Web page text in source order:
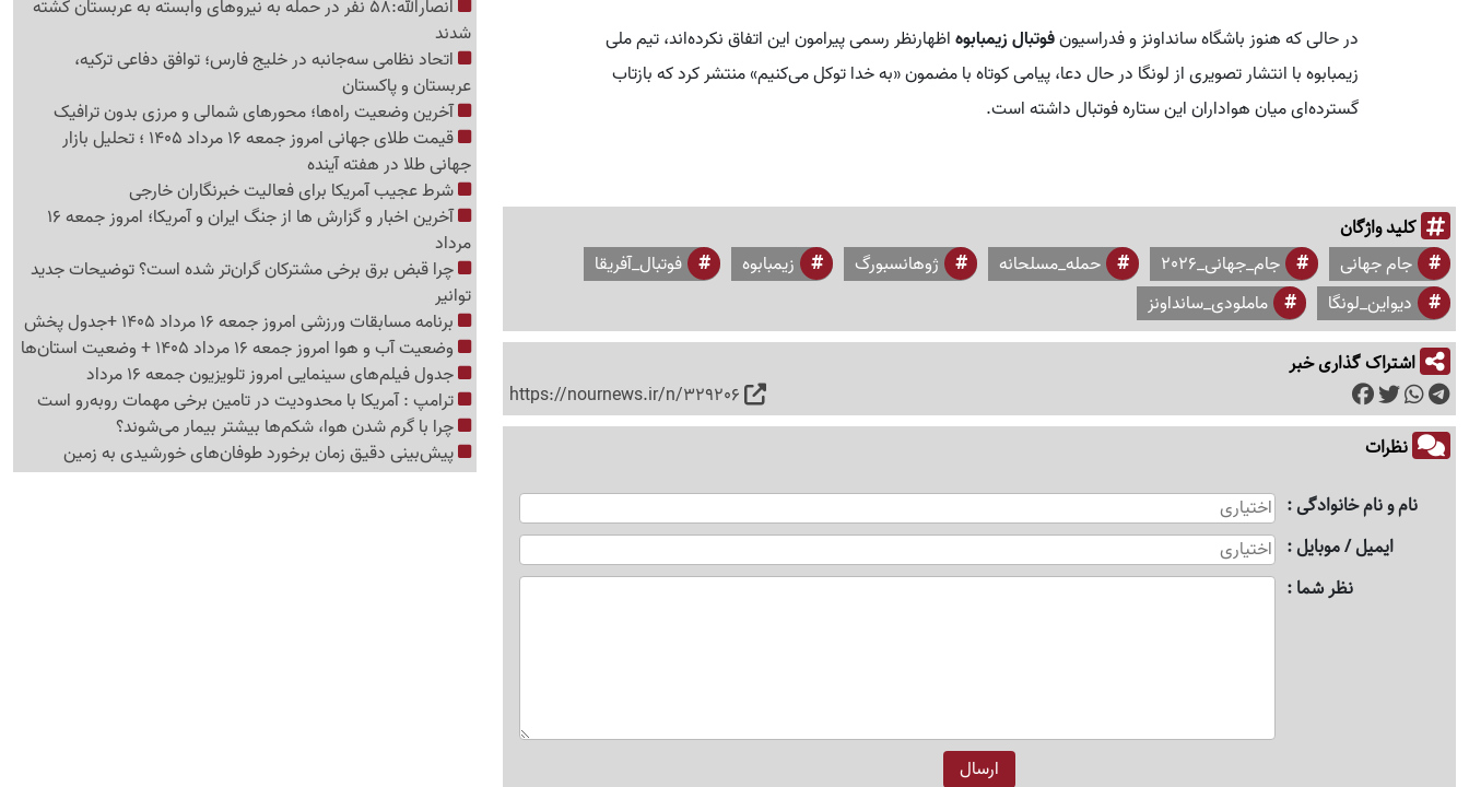
در حالی که هنوز باشگاه سانداونز و فدراسیونفوتبال زیمبابوهاظهارنظر رسمی پیرامون این اتفاق نکرده‌اند، تیم ملی
زیمبابوه با انتشار تصویری از لونگا در حال دعا، پیامی کوتاه با مضمون «به خدا توکل می‌کنیم» منتشر کرد که بازتاب
گسترده‌ای میان هواداران این ستاره فوتبال داشته است.
کلید واژگان
جام جهانی جام_جهانی_2026 حمله_مسلحانه ژوهانسبورگ زیمبابوه
فوتبال_آفریقا
دیواین_لونگا
ماملودی_سانداونز
اشتراک گذاری خبر
https://nournews.ir/n/329206
نظرات
نام و نام خانوادگی
ایمیل / موبایل
نظر شما
انصارالله:58 نفر در حمله به نیروهای وابسته به عربستان کشته
شدند
اتحاد نظامی سه‌جانبه در خلیج فارس؛ توافق دفاعی ترکیه،
عربستان و پاکستان
آخرین وضعیت راه‌ها؛ محورهای شمالی و مرزی بدون ترافیک
قیمت طلای جهانی امروز جمعه 16 مرداد 1405 ؛ تحلیل بازار
جهانی طلا در هفته آینده
شرط عجیب آمریکا برای فعالیت خبرنگاران خارجی
آخرین اخبار و گزارش ها از جنگ ایران و آمریکا؛ امروز جمعه 16
مرداد
چرا قبض برق برخی مشترکان گران‌تر شده است؟ توضیحات جدید
توانیر
برنامه مسابقات ورزشی امروز جمعه 16 مرداد 1405 +جدول پخش
وضعیت آب و هوا امروز جمعه 16 مرداد 1405 + وضعیت استان‌ها
جدول فیلم‌های سینمایی امروز تلویزیون جمعه 16 مرداد
ترامپ : آمریکا با محدودیت در تامین برخی مهمات روبه‌رو است
چرا با گرم شدن هوا، شکم‌ها بیشتر بیمار می‌شوند؟
پیش‌بینی دقیق زمان برخورد طوفان‌های خورشیدی به زمین